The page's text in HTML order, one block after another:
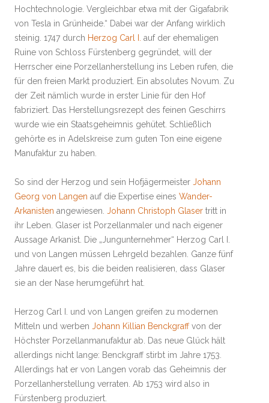
Hochtechnologie. Vergleichbar etwa mit der Gigafabrik
von Tesla in Grünheide.“ Dabei war der Anfang wirklich
steinig. 1747 durch Herzog Carl I. auf der ehemaligen
Ruine von Schloss Fürstenberg gegründet, will der
Herrscher eine Porzellanherstellung ins Leben rufen, die
für den freien Markt produziert. Ein absolutes Novum. Zu
der Zeit nämlich wurde in erster Linie für den Hof
fabriziert. Das Herstellungsrezept des feinen Geschirrs
wurde wie ein Staatsgeheimnis gehütet. Schließlich
gehörte es in Adelskreise zum guten Ton eine eigene
Manufaktur zu haben.
So sind der Herzog und sein Hofjägermeister Johann
Georg von Langen auf die Expertise eines Wander-
Arkanisten angewiesen. Johann Christoph Glaser tritt in
ihr Leben. Glaser ist Porzellanmaler und nach eigener
Aussage Arkanist. Die „Jungunternehmer“ Herzog Carl I.
und von Langen müssen Lehrgeld bezahlen. Ganze fünf
Jahre dauert es, bis die beiden realisieren, dass Glaser
sie an der Nase herumgeführt hat.
Herzog Carl I. und von Langen greifen zu modernen
Mitteln und werben Johann Killian Benckgraffvon der
Höchster Porzellanmanufaktur ab. Das neue Glück hält
allerdings nicht lange: Benckgraff stirbt im Jahre 1753.
Allerdings hat er von Langen vorab das Geheimnis der
Porzellanherstellung verraten. Ab 1753 wird also in
Fürstenberg produziert.